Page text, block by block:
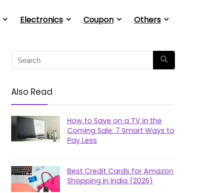
Electronics Coupon Others
Also Read
How to Save on a TV in the
Coming Sale: 7 Smart Ways to
Pay Less
Best Credit Cards for Amazon
Shopping in India (2026)